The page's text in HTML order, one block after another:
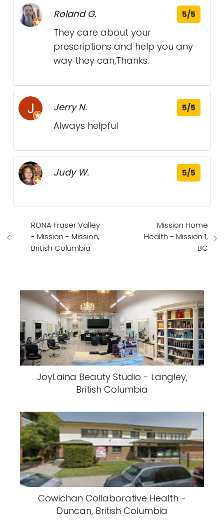
Roland G. 5/5
They care about your
prescriptions and help you any
way they can,Thanks.
Jerry N. 5/5
Always helpful
Judy W. 5/5
RONA Fraser Valley
- Mission - Mission,
British Columbia
Mission Home
Health - Mission 1,
BC
JoyLaina Beauty Studio - Langley,
British Columbia
Cowichan Collaborative Health -
Duncan, British Columbia